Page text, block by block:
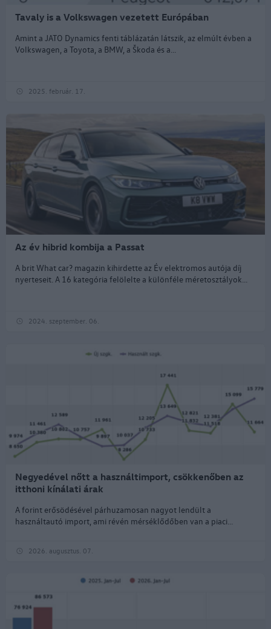
Tavaly is a Volkswagen vezetett Európában
Amint a JATO Dynamics fenti táblázatán látszik, az elmúlt évben a
Volkswagen, a Toyota, a BMW, a Škoda és a...
2025. február. 17.
Az év hibrid kombija a Passat
A brit What car? magazin kihirdette az Év elektromos autója díj
nyerteseit. A 16 kategória felölelte a különféle méretosztályok...
2024. szeptember. 06.
Negyedével nőtt a használtimport, csökkenőben az
itthoni kínálati árak
A forint erősödésével párhuzamosan nagyot lendült a
használtautó import, ami révén mérséklődőben van a piaci...
2026. augusztus. 07.